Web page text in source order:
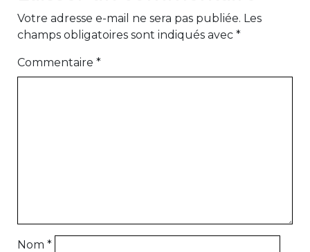
Votre adresse e-mail ne sera pas publiée. Les
champs obligatoires sont indiqués avec *
Commentaire *
Nom *